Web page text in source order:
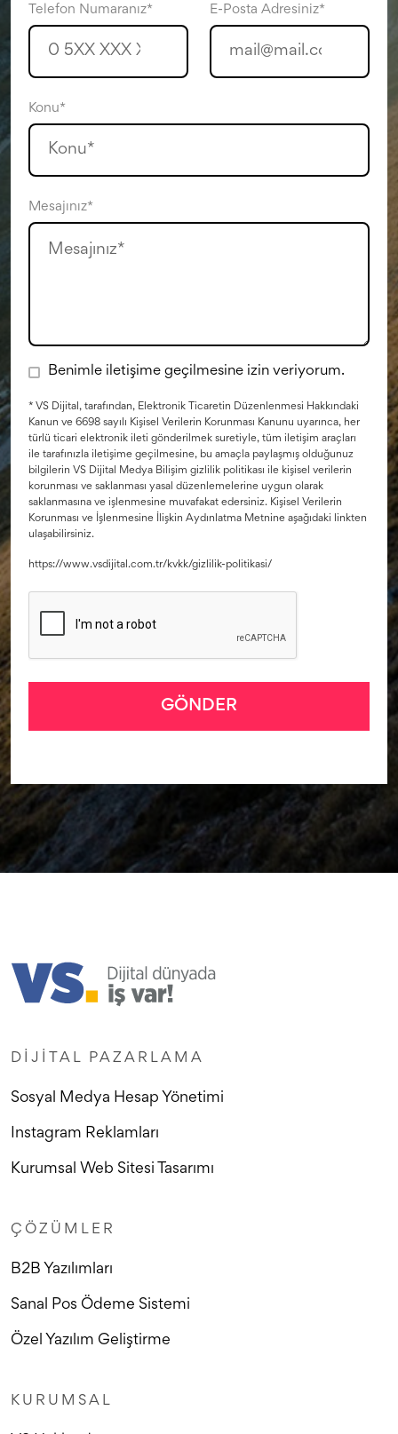
Telefon Numaranız* E-Posta Adresiniz*
Konu*
Mesajınız*
Benimle iletişime geçilmesine izin veriyorum.
* VS Dijital, tarafından, Elektronik Ticaretin Düzenlenmesi Hakkındaki
Kanun ve 6698 sayılı Kişisel Verilerin Korunması Kanunu uyarınca, her
türlü ticari elektronik ileti gönderilmek suretiyle, tüm iletişim araçları
ile tarafınızla iletişime geçilmesine, bu amaçla paylaşmış olduğunuz
bilgilerin VS Dijital Medya Bilişim gizlilik politikası ile kişisel verilerin
korunması ve saklanması yasal düzenlemelerine uygun olarak
saklanmasına ve işlenmesine muvafakat edersiniz. Kişisel Verilerin
Korunması ve İşlenmesine İlişkin Aydınlatma Metnine aşağıdaki linkten
ulaşabilirsiniz.
https://www.vsdijital.com.tr/kvkk/gizlilik-politikasi/
GÖNDER
DIJITAL PAZARLAMA
Sosyal Medya Hesap Yönetimi
Instagram Reklamları
Kurumsal Web Sitesi Tasarımı
ÇÖZÜMLER
B2B Yazılımları
Sanal Pos Ödeme Sistemi
Özel Yazılım Geliştirme
KURUMSAL